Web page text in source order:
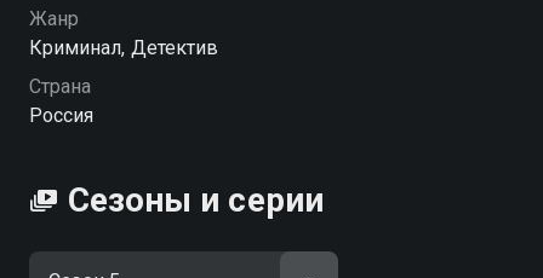
Жанр
Криминал, Детектив
Страна
Россия
Сезоны и серии